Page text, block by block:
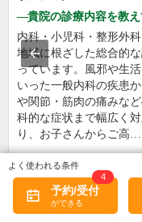
貴院の診療内容を教え
内科・小児科・整形外科
地域に根ざした総合的
っています。風邪や生
いった一般内科の疾患
や関節・筋肉の痛みな
科的な症状まで幅広く
り、お子さんからご高…
予約/受付
4